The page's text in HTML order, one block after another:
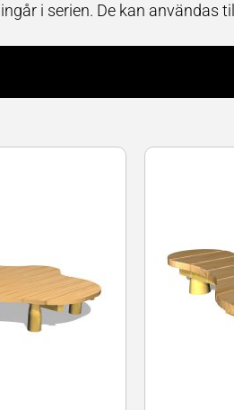
ingår i serien. De kan användas
Som sittmöbel har vi organiska
Hängmattorna är i kraftig